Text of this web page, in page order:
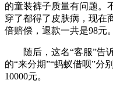
的童装裤子质量有问题。
穿了都得了皮肤病，现在
倍赔偿，退款一共是98元。
随后，这名“客服”告诉
的“来分期”“蚂蚁借呗”分
10000元。